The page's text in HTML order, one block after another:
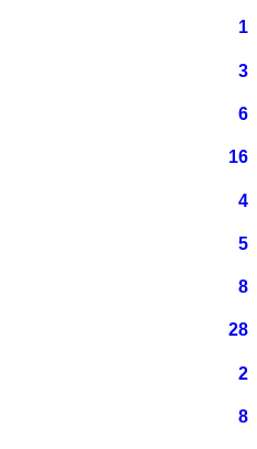
1
3
6
16
4
5
8
28
2
8